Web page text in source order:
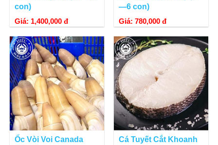
con)
Giá: 1,400,000 đ
—6 con)
Giá: 780,000 đ
Ốc Vòi Voi Canada
Cá Tuyết Cắt Khoanh